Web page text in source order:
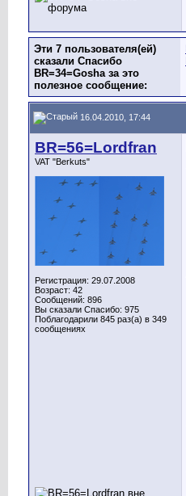
Эти 7 пользователя(ей)
сказали Спасибо
BR=34=Gosha за это
полезное сообщение:
16.04.2010, 17:44
BR=56=Lordfran
VAT "Berkuts"
Регистрация: 29.07.2008
Возраст: 42
Сообщений: 896
Вы сказали Спасибо: 975
Поблагодарили 845 раз(а) в 349
сообщениях